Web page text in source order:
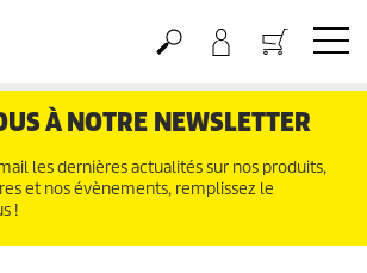
À NOTRE NEWSLETTER
les dernières actualités sur nos produits,
et nos évènements, remplissez le
!